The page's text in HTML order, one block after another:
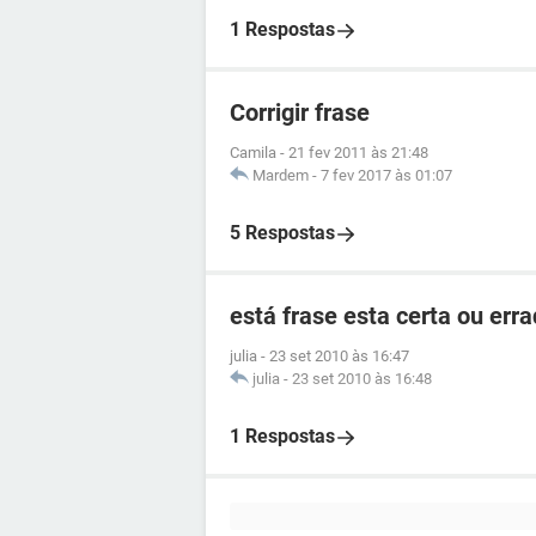
1 Respostas
Corrigir frase
Camila - 21 fev 2011 às 21:48
Mardem - 7 fev 2017 às 01:07
5 Respostas
está frase esta certa ou
julia - 23 set 2010 às 16:47
julia - 23 set 2010 às 16:48
1 Respostas